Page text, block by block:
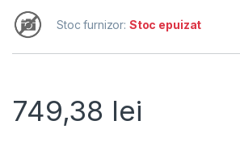
Stoc furnizor: Stoc epuizat
749,38 lei